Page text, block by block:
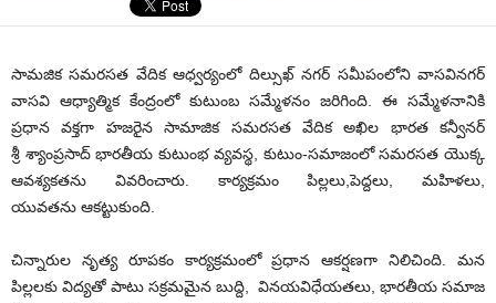
సామజిక సమరసత వేదిక ఆధ్వర్యంలో దిల్సుఖ్ నగర్ సమీపంలోని వాసవినగర్
వాసవి ఆధ్యాత్మిక కేంద్రంలో కుటుంబ సమ్మేళనం జరిగింది. ఈ సమ్మేళనానికి
ప్రధాన వక్తగా హజరైన సామాజిక సమరసత వేదిక అఖిల భారత కన్వీనర్
శ్రీ శ్యాంప్రసాద్ భారతీయ కుటుంభ వ్యవస్థ, కుటుం-సమాజంలో సమరసత యొక్క
ఆవశ్యకతను వివరించారు. కార్యక్రమం పిల్లలు,పెద్దలు, మహిళలు,
యువతను ఆకట్టుకుంది.
చిన్నారుల నృత్య రూపకం కార్యక్రమంలో ప్రధాన ఆకర్షణగా నిలిచింది. మన
పిల్లలకు విద్యతో పాటు సక్రమమైన బుద్ది, వినయవిధేయతలు, భారతీయ సమాజ